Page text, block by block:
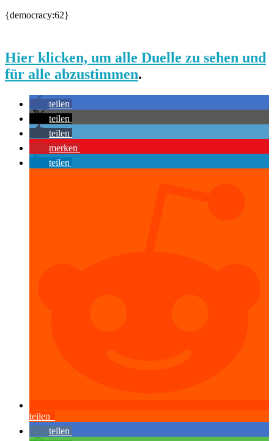
{democracy:62}
Hier klicken, um alle Duelle zu sehen und
für alle abzustimmen.
teilen
teilen
teilen
merken
teilen
teilen
teilen